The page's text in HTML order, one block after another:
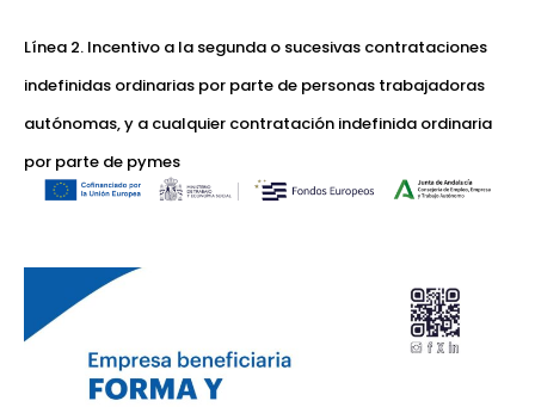
Línea 2. Incentivo a la segunda o sucesivas contrataciones
indefinidas ordinarias por parte de personas trabajadoras
autónomas, y a cualquier contratación indefinida ordinaria
por parte de pymes